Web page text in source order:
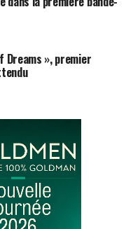
Dreams », premier